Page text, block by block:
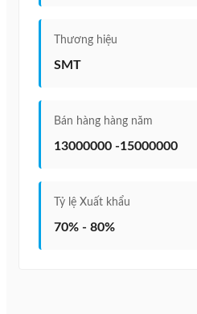
Thương hiệu
SMT
Bán hàng hàng năm
13000000 -15000000
Tỷ lệ Xuất khẩu
70% - 80%